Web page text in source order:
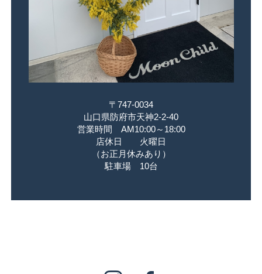
〒747-0034
山口県防府市天神2-2-40
営業時間 AM10:00～18:00
店休日 火曜日
（お正月休みあり）
駐車場 10台